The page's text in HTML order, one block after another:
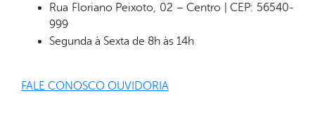
Rua Floriano Peixoto, 02 – Centro | CEP: 56540-
999
Segunda à Sexta de 8h às 14h
FALE CONOSCO OUVIDORIA